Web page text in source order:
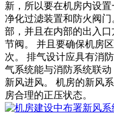
新，所以要在机房内设
净化过滤装置和防火阀
部，并且在内部的出入
节阀。 并且要确保机房
次。 排气设计应具有消
气系统能与消防系统联
新风进风。 机房的新风
房合理的正压状态。